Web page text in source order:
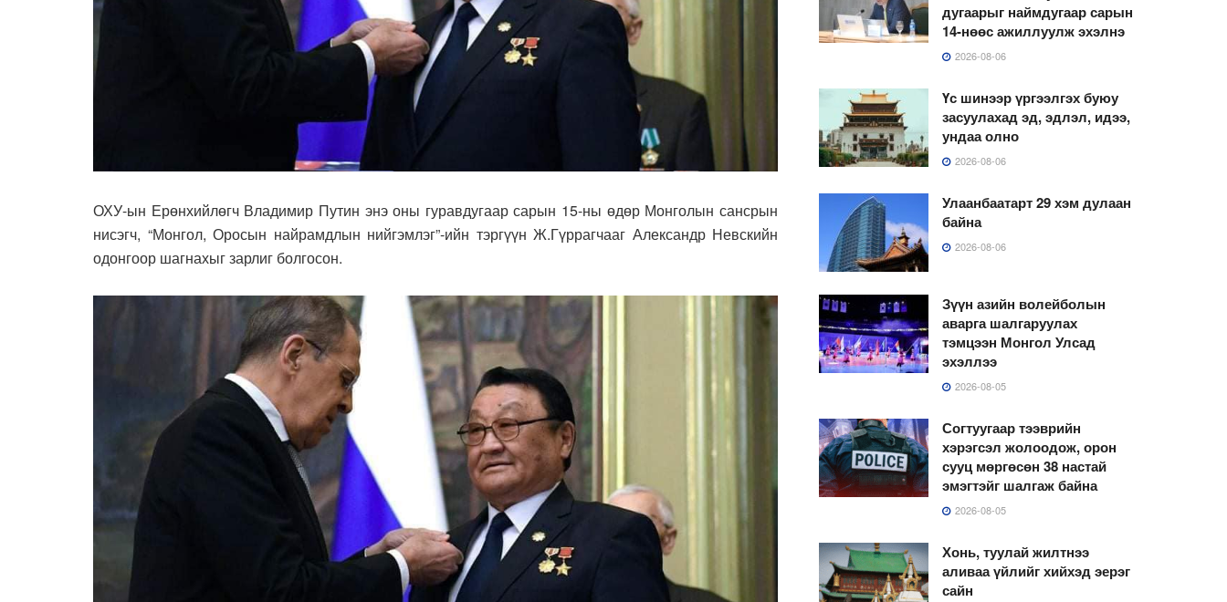
ОХУ-ын Ерөнхийлөгч Владимир Путин энэ оны гуравдугаар сарын 15-ны өдөр Монголын сансрын
нисэгч, “Монгол, Оросын найрамдлын нийгэмлэг”-ийн тэргүүн Ж.Гүррагчааг Александр Невскийн
одонгоор шагнахыг зарлиг болгосон.
дугаарыг наймдугаар сарын
14-нөөс ажиллуулж эхэлнэ
2026-08-06
Үс шинээр үргээлгэх буюу
засуулахад эд, эдлэл, идээ,
ундаа олно
2026-08-06
Улаанбаатарт 29 хэм дулаан
байна
2026-08-06
Зүүн азийн волейболын
аварга шалгаруулах
тэмцээн Монгол Улсад
эхэллээ
2026-08-05
Согтуугаар тээврийн
хэрэгсэл жолоодож, орон
сууц мөргөсөн 38 настай
эмэгтэйг шалгаж байна
2026-08-05
Хонь, туулай жилтнээ
аливаа үйлийг хийхэд эерэг
сайн